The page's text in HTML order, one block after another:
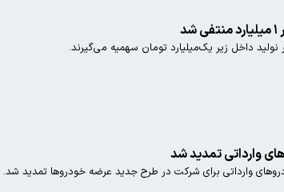
داخل زیر یک‌میلیارد تومان سهمیه می‌گیرند.
وارداتی تمدید شد
وارداتی برای شرکت در طرح جدید عرضه خودروها تمدید شد.